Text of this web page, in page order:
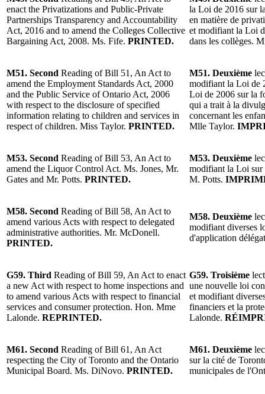
enact the Privatizations and Public-Private
Partnerships Transparency and Accountability
Act, 2016 and to amend the Colleges Collective
Bargaining Act, 2008. Ms. Fife. PRINTED.
la Loi de 2016 sur
en matière de
et modifiant la Loi
dans les collèges.
M51. Second Reading of Bill 51, An Act to
amend the Employment Standards Act, 2000
and the Public Service of Ontario Act, 2006
with respect to the disclosure of specified
information relating to children and services in
respect of children. Miss Taylor. PRINTED.
M51. Deuxième
modifiant la Loi de
Loi de 2006 sur la
qui a trait à la
concernant les
Mlle Taylor.
M53. Second Reading of Bill 53, An Act to
amend the Liquor Control Act. Ms. Jones, Mr.
Gates and Mr. Potts. PRINTED.
M53. Deuxième
modifiant la Loi sur
M. Potts.
M58. Second Reading of Bill 58, An Act to
amend various Acts with respect to delegated
administrative authorities. Mr. McDonell.
PRINTED.
M58. Deuxième
modifiant diverses
d'application
G59. Third Reading of Bill 59, An Act to enact
a new Act with respect to home inspections and
to amend various Acts with respect to financial
services and consumer protection. Hon. Mme
Lalonde. REPRINTED.
G59. Troisième
une nouvelle loi
et modifiant
financiers et la
Lalonde.
M61. Second Reading of Bill 61, An Act
respecting the City of Toronto and the Ontario
Municipal Board. Ms. DiNovo. PRINTED.
M61. Deuxième
sur la cité de
municipales de